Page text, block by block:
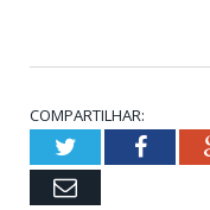
COMPARTILHAR:
Twitter
Email